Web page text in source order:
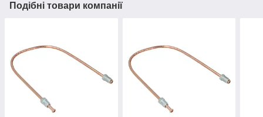
Подібні товари компанії